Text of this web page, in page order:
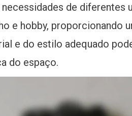
de diferentes
e hobby, proporcionando
e do estilo adequado
do espaço.